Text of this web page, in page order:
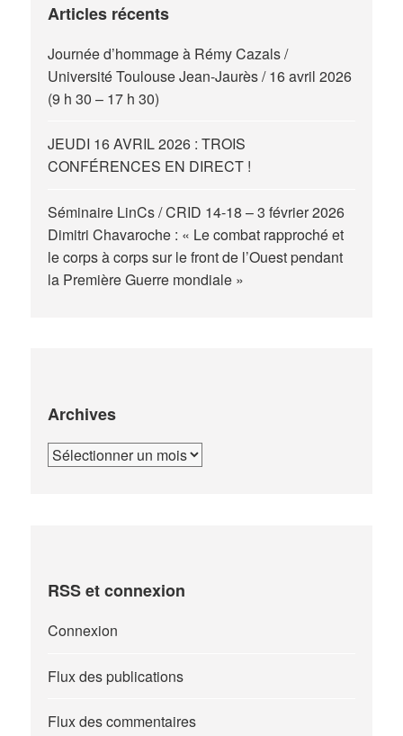
Articles récents
Journée d’hommage à Rémy Cazals /
Université Toulouse Jean-Jaurès / 16 avril 2026
(9 h 30 – 17 h 30)
JEUDI 16 AVRIL 2026 : TROIS
CONFÉRENCES EN DIRECT !
Séminaire LinCs / CRID 14-18 – 3 février 2026
Dimitri Chavaroche : « Le combat rapproché et
le corps à corps sur le front de l’Ouest pendant
la Première Guerre mondiale »
Archives
Archives
RSS et connexion
Connexion
Flux des publications
Flux des commentaires